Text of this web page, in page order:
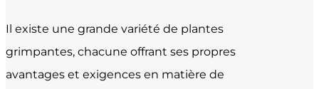
Il existe une grande variété de plantes
grimpantes, chacune offrant ses propres
avantages et exigences en matière de